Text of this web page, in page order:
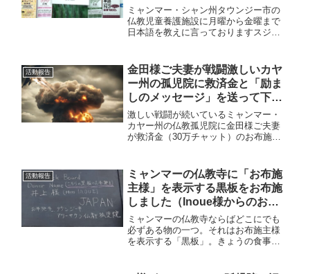
ミャンマー・シャン州タウンジー市の
仏教児童養護施設に月曜から金曜まで
日本語を教えに言っておりますスジャ
さいました。松原様からは、既に数え
きれない救済援助を各地の孤児院の子
供達などにいただいております。松原
様、いつも「慈愛」豊かな温かい援助
を子供達、そしてスジャータにありが
とうございます。
活動報告
金田様ご夫妻が戦闘激しいカヤ
ー州の孤児院に救済金と「励ま
しのメッセージ」を送って下さ
いました
激しい戦闘が続いているミャンマー・
カヤー州の仏教孤児院に金田様ご夫妻
が救済金（30万チャット）のお布施を
害で疲弊していました時、そして各地
の貧しい孤児院に手厚い救済援助を頂
いております。
活動報告
ミャンマーの仏教寺に「お布施
主様」を表示する黒板をお布施
しました（Inoue様からのお布
施）
ミャンマーの仏教寺ならばどこにでも
必ずある物の一つ。それはお布施主様
を表示する「黒板」。きょうの食事は